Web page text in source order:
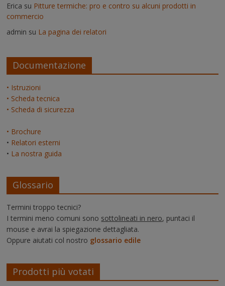
Erica su Pitture termiche: pro e contro su alcuni prodotti in
commercio
admin su La pagina dei relatori
Documentazione
• Istruzioni
• Scheda tecnica
• Scheda di sicurezza
• Brochure
• Relatori esterni
• La nostra guida
Glossario
Termini troppo tecnici?
I termini meno comuni sono sottolineati in nero, puntaci il
mouse e avrai la spiegazione dettagliata.
Oppure aiutati col nostro glossario edile
Prodotti più votati